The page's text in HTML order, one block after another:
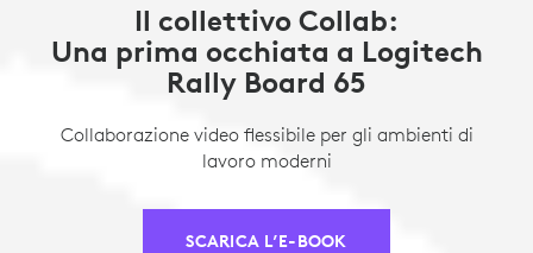
Il collettivo Collab:
Una prima occhiata a Logitech
Rally Board 65
Collaborazione video flessibile per gli ambienti di
lavoro moderni
SCARICA L’E-BOOK